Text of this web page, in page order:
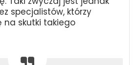
specjalistów, którzy
na skutki takiego